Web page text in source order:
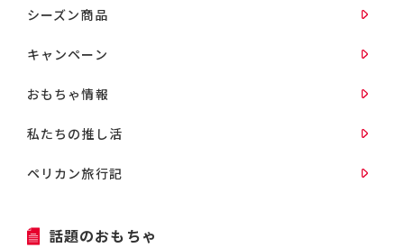
シーズン商品
キャンペーン
おもちゃ情報
私たちの推し活
ペリカン旅行記
話題のおもちゃ